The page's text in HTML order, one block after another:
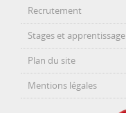
Recrutement
Stages et apprentissage
Plan du site
Mentions légales